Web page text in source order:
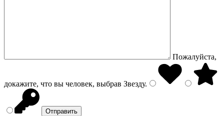
Пожалуйста,
докажите, что вы человек, выбрав Звезду.